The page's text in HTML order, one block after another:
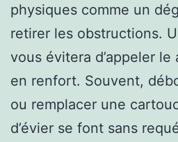
physiques comme un
retirer les obstructions.
vous évitera d’appeler
en renfort. Souvent,
ou remplacer une
d’évier se font sans